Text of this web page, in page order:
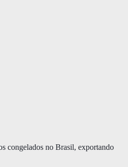
congelados no Brasil, exportando